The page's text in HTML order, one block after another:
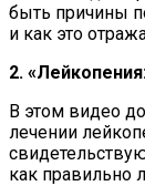
быть причины
и как это
2.
В этом видео
лечении
как правильно